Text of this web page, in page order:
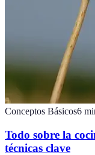
Conceptos Básicos6
Todo sobre la
técnicas clave